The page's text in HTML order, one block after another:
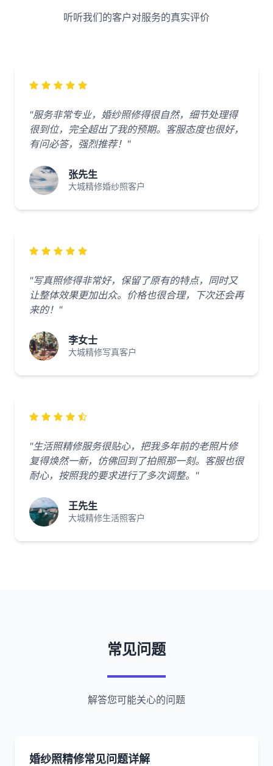
听听我们的客户对服务的真实评价
"服务非常专业，婚纱照修得很自然，细节处理得
很到位，完全超出了我的预期。客服态度也很好，
有问必答，强烈推荐！"
张先生
大城精修婚纱照客户
"写真照修得非常好，保留了原有的特点，同时又
让整体效果更加出众。价格也很合理，下次还会再
来的！"
李女士
大城精修写真客户
"生活照精修服务很贴心，把我多年前的老照片修
复得焕然一新，仿佛回到了拍照那一刻。客服也很
耐心，按照我的要求进行了多次调整。"
王先生
大城精修生活照客户
常见问题
解答您可能关心的问题
婚纱照精修常见问题详解